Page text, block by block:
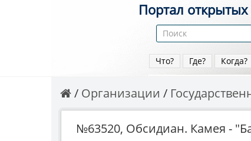
Портал
Что? Где? Когда?
Организации
№63520, Обсидиан. Камея -